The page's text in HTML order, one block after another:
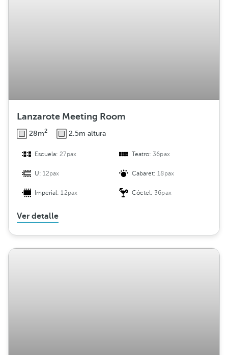
Lanzarote Meeting Room
28m2 2.5m altura
Escuela:27pax Teatro:36pax
U:12pax Cabaret:18pax
Imperial:12pax Cóctel:36pax
Ver detalle